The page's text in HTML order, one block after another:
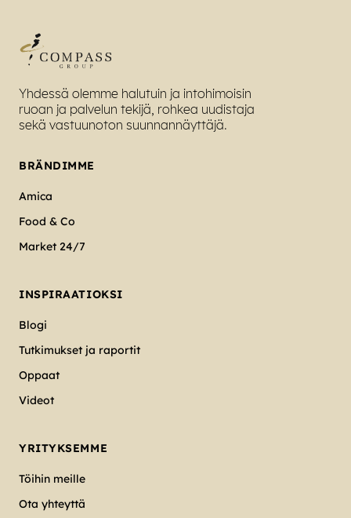
Yhdessä olemme halutuin ja intohimoisin
ruoan ja palvelun tekijä, rohkea uudistaja
sekä vastuunoton suunnannäyttäjä.
BRÄNDIMME
Amica
Food & Co
Market 24/7
INSPIRAATIOKSI
Blogi
Tutkimukset ja raportit
Oppaat
Videot
YRITYKSEMME
Töihin meille
Ota yhteyttä